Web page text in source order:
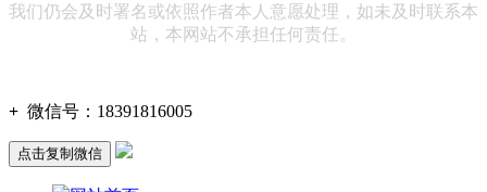
我们仍会及时署名或依照作者本人意愿处理，如未及时联系本
站，本网站不承担任何责任。
+ 微信号： 18391816005
点击复制微信